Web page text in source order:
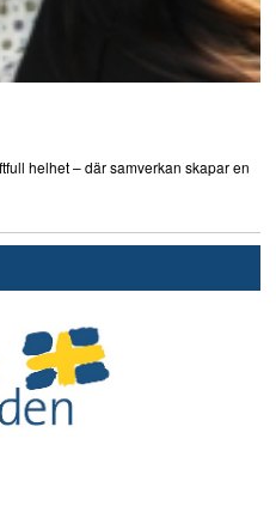
helhet – där samverkan skapar en